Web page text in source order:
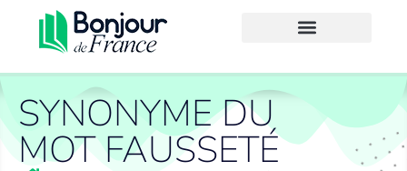
SYNONYME DU
MOT FAUSSETÉ